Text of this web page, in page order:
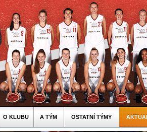
O KLUBU A TÝM OSTATNÍ TÝMY